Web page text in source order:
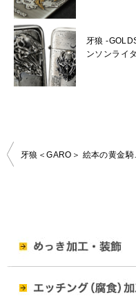
牙狼 -
ンソンライ
投
ゲ
ー
シ